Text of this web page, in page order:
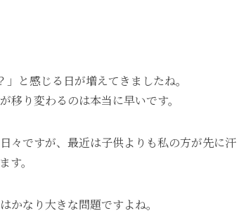
と感じる日が増えてきましたね。
り変わるのは本当に早いです。
々ですが、最近は子供よりも私の方が先に汗
。
かなり大きな問題ですよね。